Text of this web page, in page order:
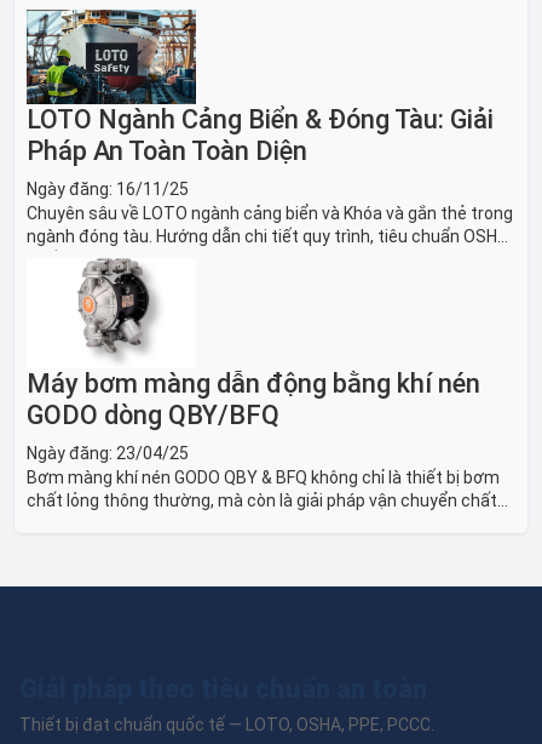
sách thiết bị LOTO thiết yếu. Giải pháp bảo trì lò nung, máy
nghiền an toàn.
LOTO Ngành Cảng Biển & Đóng Tàu: Giải
Pháp An Toàn Toàn Diện
Ngày đăng: 16/11/25
Chuyên sâu về LOTO ngành cảng biển và Khóa và gắn thẻ trong
ngành đóng tàu. Hướng dẫn chi tiết quy trình, tiêu chuẩn OSHA,
thiết bị và Giải pháp LOTO trong công nghiệp đóng tàu toàn
Máy bơm màng dẫn động bằng khí nén
GODO dòng QBY/BFQ
Ngày đăng: 23/04/25
Bơm màng khí nén GODO QBY & BFQ không chỉ là thiết bị bơm
chất lỏng thông thường, mà còn là giải pháp vận chuyển chất
Thiết bị đạt chuẩn quốc tế — LOTO, OSHA, PPE, PCCC.